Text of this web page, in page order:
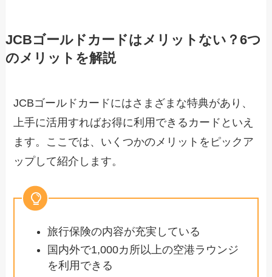
JCBゴールドカードはメリットない？6つ
のメリットを解説
JCBゴールドカードにはさまざまな特典があり、
上手に活用すればお得に利用できるカードといえ
ます。ここでは、いくつかのメリットをピックア
ップして紹介します。
旅行保険の内容が充実している
国内外で1,000カ所以上の空港ラウンジ
を利用できる